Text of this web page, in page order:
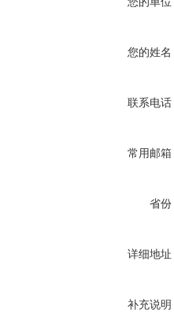
您的姓名
联系电话
常用邮箱
省份
详细地址
补充说明